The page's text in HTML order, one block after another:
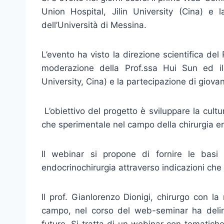
Union Hospital, Jilin University (Cina) e
dell’Università di Messina.
L’evento ha visto la direzione scientifica
moderazione della Prof.ssa Hui Sun ed
University, Cina) e la partecipazione di
L’obiettivo del progetto è sviluppare la
che sperimentale nel campo della chirurgia
Il webinar si propone di fornire le basi
endocrinochirurgia attraverso indicazioni
Il prof. Gianlorenzo Dionigi, chirurgo con
campo, nel corso del web-seminar ha